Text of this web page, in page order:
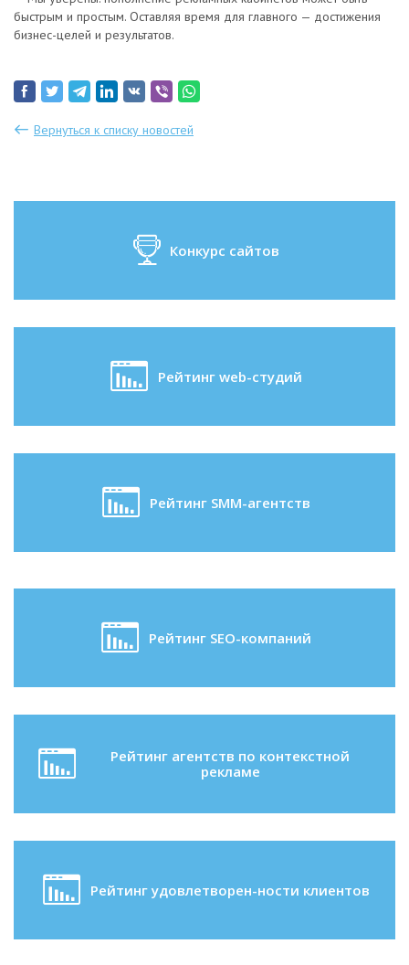
быстрым и простым. Оставляя время для главного — достижения
бизнес-целей и результатов.
Вернуться к списку новостей
Конкурс сайтов
Рейтинг web-студий
Рейтинг SMM-агентств
Рейтинг SEO-компаний
Рейтинг агентств по контекстной
рекламе
Рейтинг удовлетворен-ности клиентов